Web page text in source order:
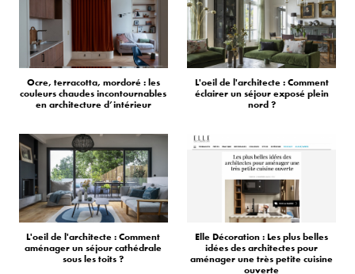
Ocre, terracotta, mordoré : les
couleurs chaudes incontournables
en architecture d’intérieur
L'oeil de l'architecte : Comment
éclairer un séjour exposé plein
nord ?
L'oeil de l'architecte : Comment
aménager un séjour cathédrale
sous les toits ?
Elle Décoration : Les plus belles
idées des architectes pour
aménager une très petite cuisine
ouverte